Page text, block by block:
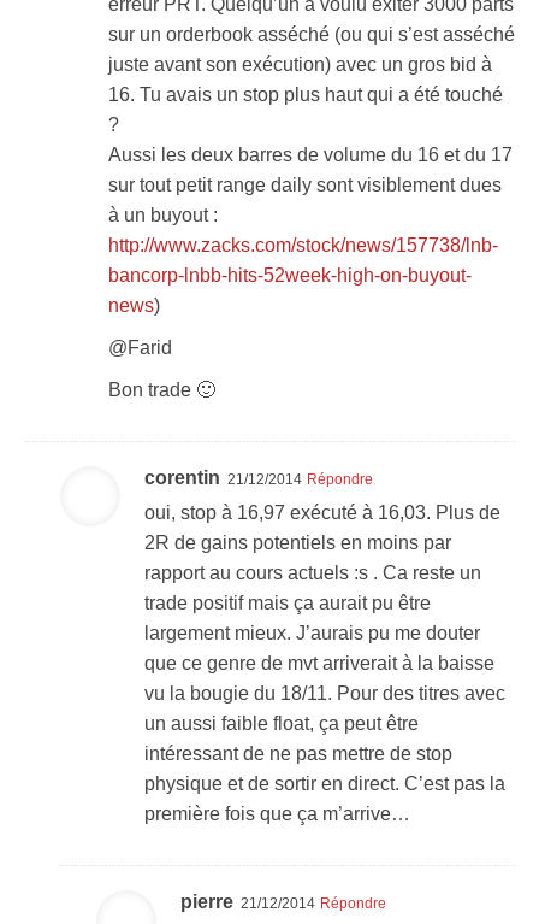
sur un orderbook asséché (ou qui s’est asséché
juste avant son exécution) avec un gros bid à
16. Tu avais un stop plus haut qui a été touché
?
Aussi les deux barres de volume du 16 et du 17
sur tout petit range daily sont visiblement dues
à un buyout :
http://www.zacks.com/stock/news/157738/lnb-
bancorp-lnbb-hits-52week-high-on-buyout-
news)
@Farid
Bon trade 🙂
corentin 21/12/2014 Répondre
oui, stop à 16,97 exécuté à 16,03. Plus de
2R de gains potentiels en moins par
rapport au cours actuels :s . Ca reste un
trade positif mais ça aurait pu être
largement mieux. J’aurais pu me douter
que ce genre de mvt arriverait à la baisse
vu la bougie du 18/11. Pour des titres avec
un aussi faible float, ça peut être
intéressant de ne pas mettre de stop
physique et de sortir en direct. C’est pas la
première fois que ça m’arrive…
pierre 21/12/2014 Répondre